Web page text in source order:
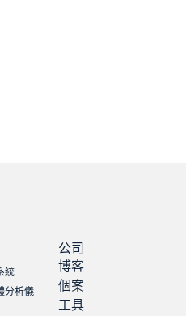
統
分析儀
公司
博客
個案
工具